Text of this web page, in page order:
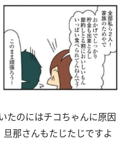
たのにはチコちゃんに原因
那さんもたじたじですよ